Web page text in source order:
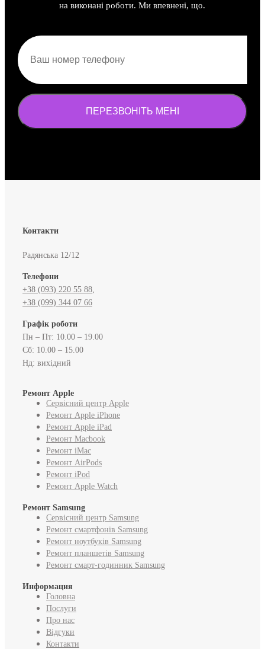
на виконані роботи. Ми впевнені, що.
Контакти
Радянська 12/12
Телефони
+38 (093) 220 55 88,
+38 (099) 344 07 66
Графік роботи
Пн – Пт: 10.00 – 19.00
Сб: 10.00 – 15.00
Нд: вихідний
Ремонт Apple
Сервісний центр Apple
Ремонт Apple iPhone
Ремонт Apple iPad
Ремонт Macbook
Ремонт iMac
Ремонт AirPods
Ремонт iPod
Ремонт Apple Watch
Ремонт Samsung
Сервісний центр Samsung
Ремонт смартфонів Samsung
Ремонт ноутбуків Samsung
Ремонт планшетів Samsung
Ремонт смарт-годинник Samsung
Информация
Головна
Послуги
Про нас
Відгуки
Контакти